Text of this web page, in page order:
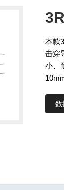
本款
击穿
小、
数